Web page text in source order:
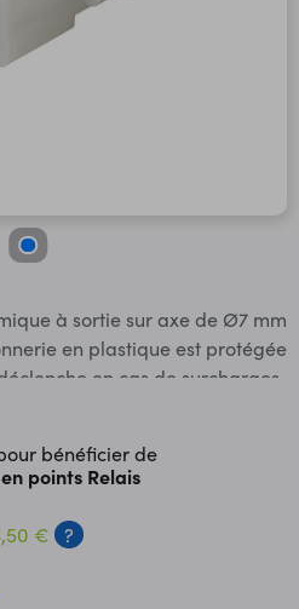
à sortie sur axe de Ø7 mm
en plastique est protégée
en cas de surcharges.
roues GMPW et GMW (le
min à 5 Vcc Couple: 3,60
mm - ou support en option
Poids: 37 g
bénéficier de
points Relais
€ ?